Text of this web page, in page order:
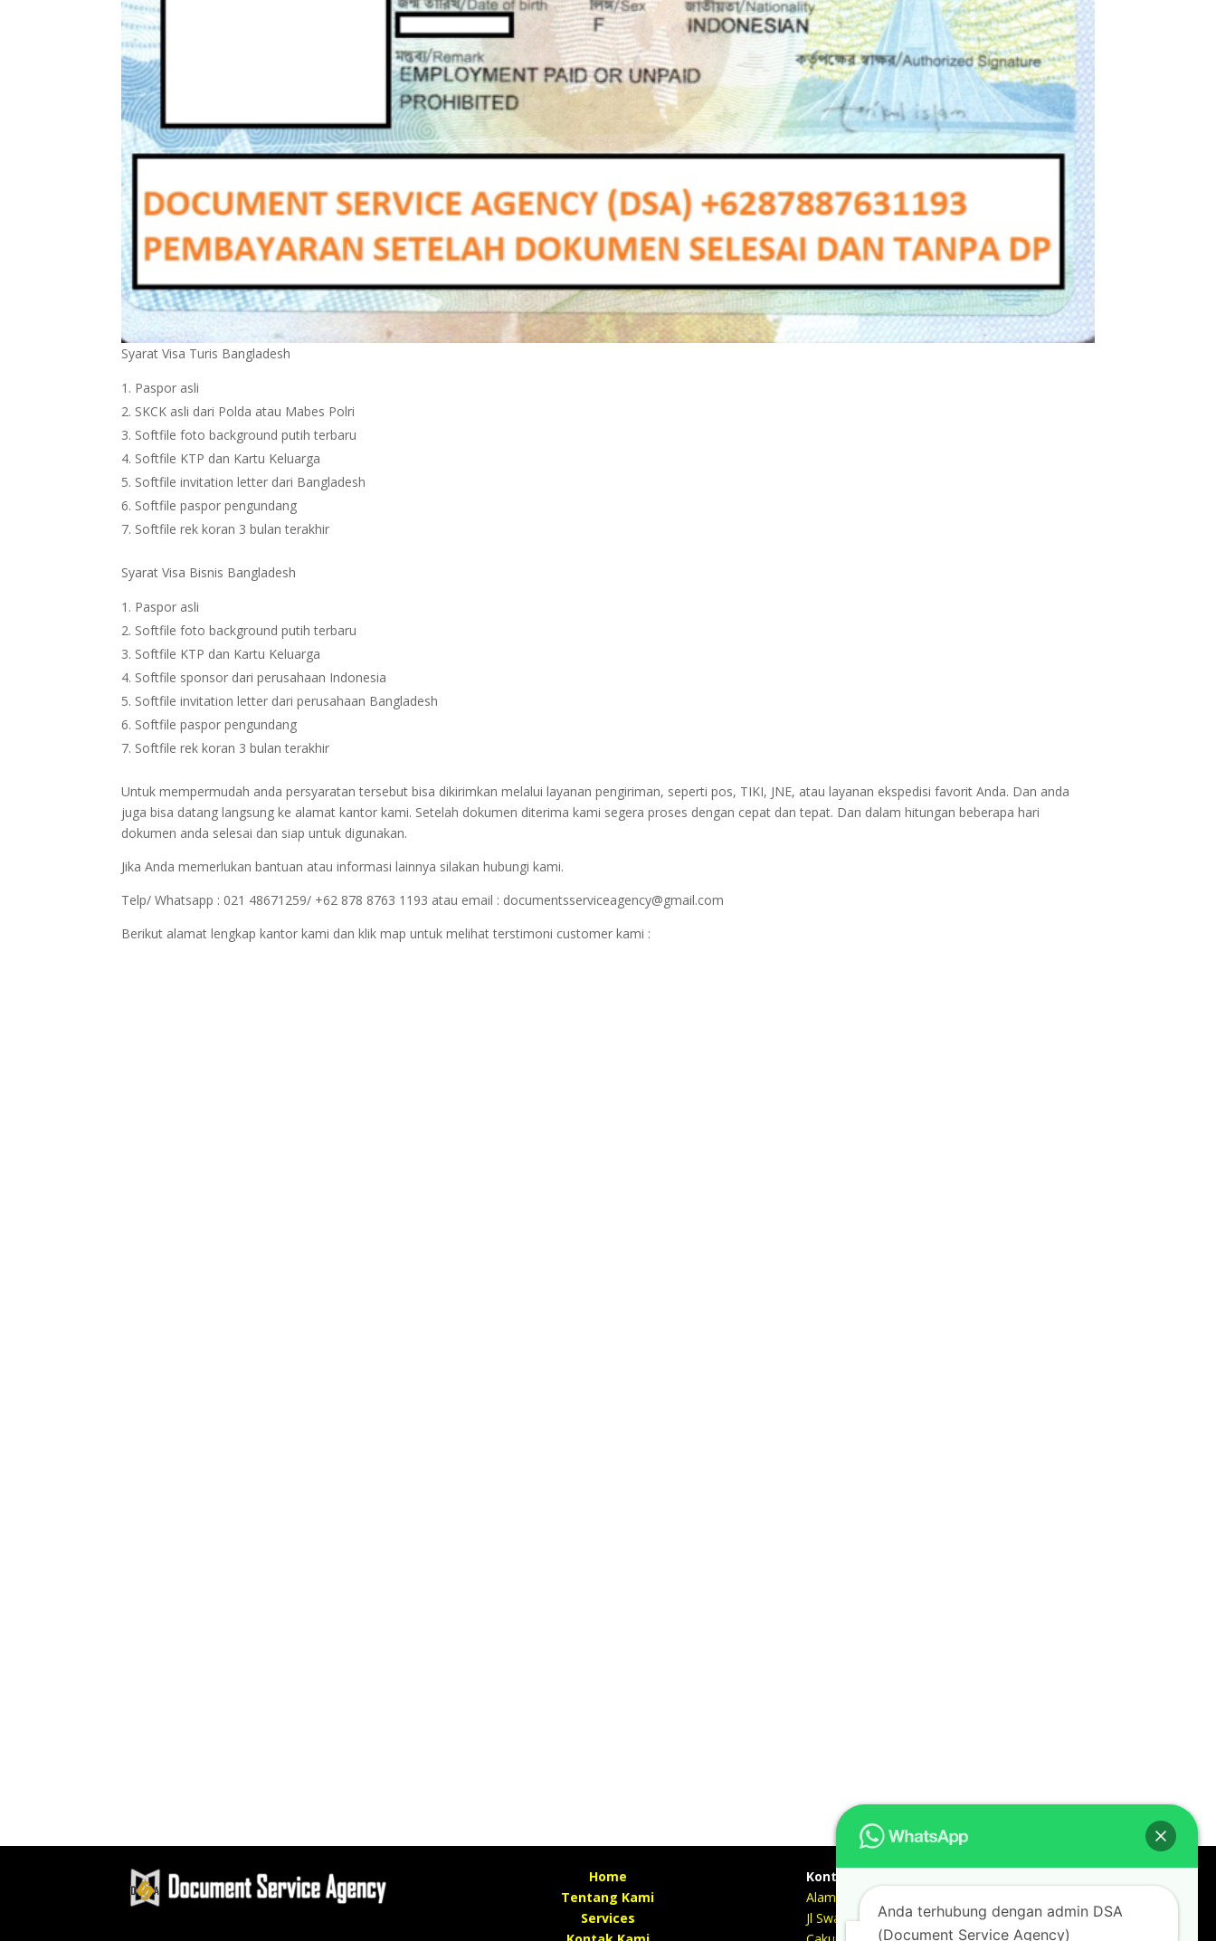
Syarat Visa Turis Bangladesh
Paspor asli
SKCK asli dari Polda atau Mabes Polri
Softfile foto background putih terbaru
Softfile KTP dan Kartu Keluarga
Softfile invitation letter dari Bangladesh
Softfile paspor pengundang
Softfile rek koran 3 bulan terakhir
Syarat Visa Bisnis Bangladesh
Paspor asli
Softfile foto background putih terbaru
Softfile KTP dan Kartu Keluarga
Softfile sponsor dari perusahaan Indonesia
Softfile invitation letter dari perusahaan Bangladesh
Softfile paspor pengundang
Softfile rek koran 3 bulan terakhir
Untuk mempermudah anda persyaratan tersebut bisa dikirimkan melalui layanan pengiriman, seperti pos, TIKI, JNE, atau layanan ekspedisi favorit Anda. Dan anda
juga bisa datang langsung ke alamat kantor kami. Setelah dokumen diterima kami segera proses dengan cepat dan tepat. Dan dalam hitungan beberapa hari
dokumen anda selesai dan siap untuk digunakan.
Jika Anda memerlukan bantuan atau informasi lainnya silakan hubungi kami.
Telp/ Whatsapp : 021 48671259/ +62 878 8763 1193 atau email : documentsserviceagency@gmail.com
Berikut alamat lengkap kantor kami dan klik map untuk melihat terstimoni customer kami :
Home
Tentang Kami
Services
Kontak kami
Alamat kantor :
Jl Swadaya Pam No 6 Rt 006 Rw 007 Jatinegara,
Anda terhubung dengan admin DSA
(Document Service Agency)